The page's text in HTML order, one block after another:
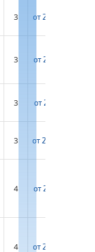
3 от22 850 ₽
3 от22 100 ₽
3 от21 100 ₽
3 от20 450 ₽
4 от27 100 ₽
4 от27 950 ₽